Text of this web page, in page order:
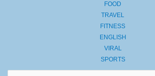
FOOD
TRAVEL
FITNESS
ENGLISH
VIRAL
SPORTS